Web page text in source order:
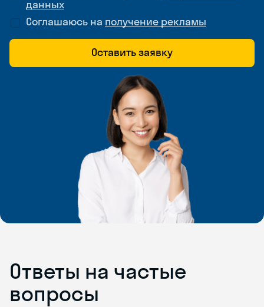
данных
Соглашаюсь на получение рекламы
Оставить заявку
Ответы на частые
вопросы